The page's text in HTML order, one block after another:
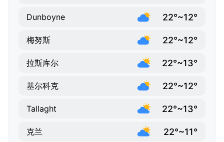
Dunboyne 22°~12°
梅努斯 22°~12°
拉斯库尔 22°~13°
基尔科克 22°~12°
Tallaght 22°~13°
克兰 22°~11°